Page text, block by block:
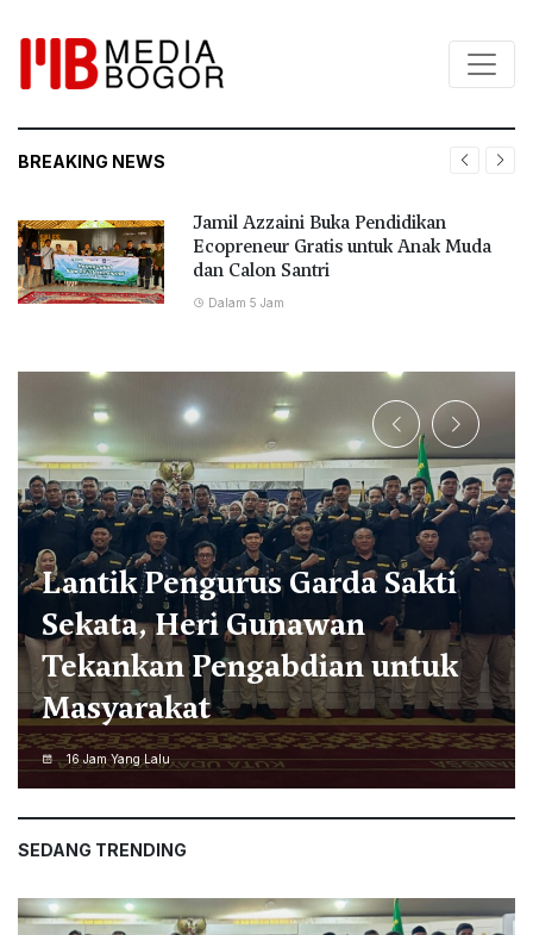
BREAKING NEWS
Jamil Azzaini Buka Pendidikan
Ecopreneur Gratis untuk Anak Muda
dan Calon Santri
Dalam 5 Jam
Jamil Azzaini Buka
Pendidikan Ecopreneur Gratis
untuk Anak Muda dan Calon
Santri
16 Jam Yang Lalu
SEDANG TRENDING